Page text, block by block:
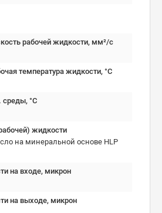
рабочей жидкости, мм²/с
температура жидкости, °C
среды, °C
жидкости
на минеральной основе HLP
на входе, микрон
на выходе, микрон